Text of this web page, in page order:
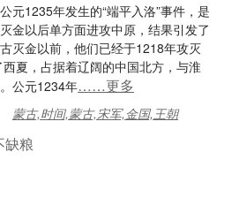
元1235年发生的“端平入洛”事件，是
金以后单方面进攻中原，结果引发了
灭金以前，他们已经于1218年攻灭
夏，占据着辽阔的中国北方，与淮
公元1234年……更多
蒙古,时间,蒙古,宋军,金国,王朝